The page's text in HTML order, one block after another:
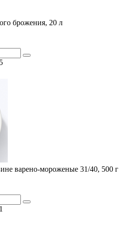
брожения, 20 л
варено-мороженые 31/40, 500 г